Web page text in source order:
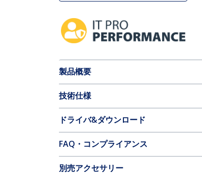
製品概要
技術仕様
ドライバ&ダウンロード
FAQ・コンプライアンス
別売アクセサリー